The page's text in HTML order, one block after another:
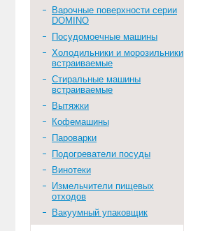
Варочные поверхности серии
DOMINO
Посудомоечные машины
Холодильники и морозильники
встраиваемые
Стиральные машины
встраиваемые
Вытяжки
Кофемашины
Пароварки
Подогреватели посуды
Винотеки
Измельчители пищевых
отходов
Вакуумный упаковщик